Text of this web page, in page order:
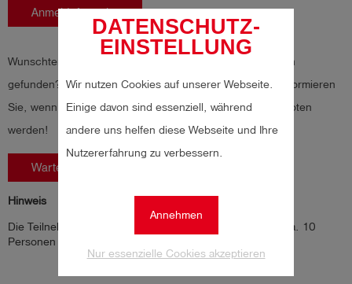
DATENSCHUTZ-
EINSTELLUNG
Wir nutzen Cookies auf unserer Webseite.
Einige davon sind essenziell, während
andere uns helfen diese Webseite und Ihre
Nutzererfahrung zu verbessern.
Annehmen
Nur essenzielle Cookies akzeptieren
Anmeldeformular
Wunschtermin ausgebucht oder keinen passenden Termin
gefunden? Melden Sie sich über die Warteliste an! Wir informieren
Sie, wenn Plätze frei werden oder weitere Termine angeboten
werden!
Warteliste & Terminoptionen
Hinweis
Die Teilnehmerzahl für das Seminar in Haselünne ist auf ca. 10
Personen begrenzt.